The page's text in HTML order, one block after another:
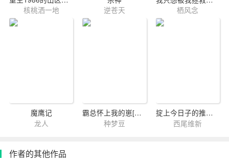
核桃洒一地
逆苍天
栖风念
魔鹰记
龙人
霸总怀上我的崽[女E男A]
种梦豆
掟上今日子的推荐文
西尾维新
作者的其他作品